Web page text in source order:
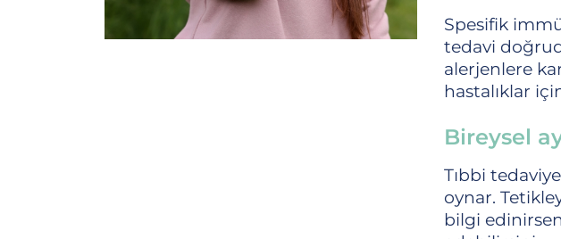
Spesifik
tedavi
alerjenlere
hastalıklar
Bireysel
Tıbbi
oynar.
bilgi